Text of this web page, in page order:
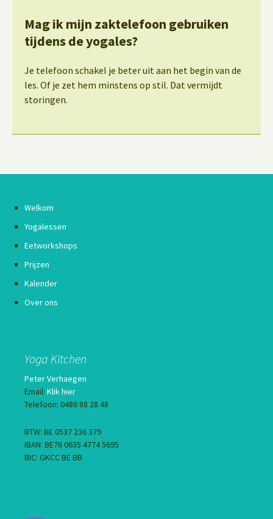
Mag ik mijn zaktelefoon gebruiken
tijdens de yogales?
Je telefoon schakel je beter uit aan het begin van de
les. Of je zet hem minstens op stil. Dat vermijdt
storingen.
Welkom
Yogalessen
Eetworkshops
Prijzen
Kalender
Over ons
Yoga Kitchen
Peter Verhaegen
Email: Klik hier
Telefoon: 0486 88 28 48
BTW: BE 0537 236 379
IBAN: BE76 0635 4774 5695
BIC: GKCC BE BB